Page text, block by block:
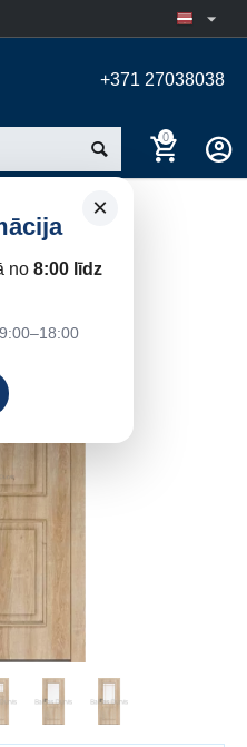
+371 27038038
0
×
no 8:00 līdz
/ Paneļu